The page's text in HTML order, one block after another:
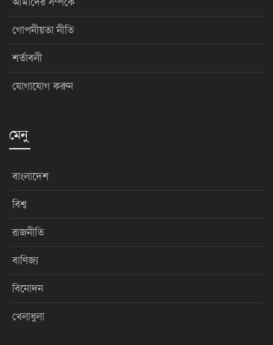
গোপনীয়তা নীতি
শর্তাবলী
যোগাযোগ করুন
মেনু
বাংলাদেশ
বিশ্ব
রাজনীতি
বাণিজ্য
বিনোদন
খেলাধুলা